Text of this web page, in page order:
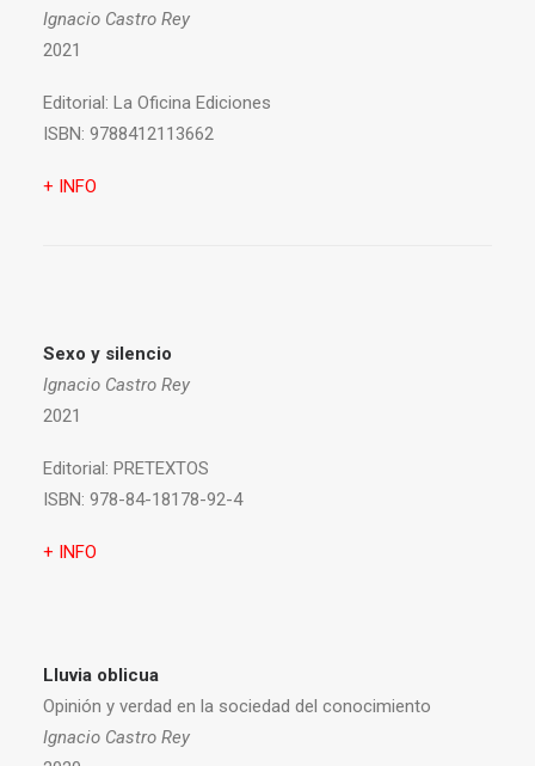
Ignacio Castro Rey
2021
Editorial: La Oficina Ediciones
ISBN: 9788412113662
+ INFO
Sexo y silencio
Ignacio Castro Rey
2021
Editorial: PRETEXTOS
ISBN: 978-84-18178-92-4
+ INFO
Lluvia oblicua
Opinión y verdad en la sociedad del conocimiento
Ignacio Castro Rey